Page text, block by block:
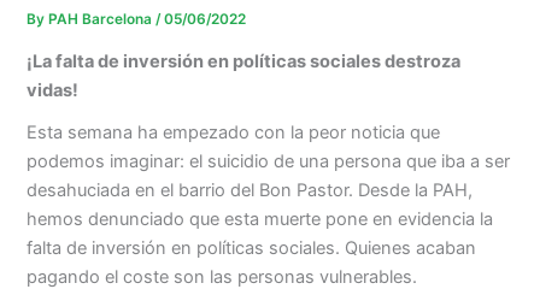
By PAH Barcelona/05/06/2022
¡La falta de inversión en políticas sociales destroza
vidas!
Esta semana ha empezado con la peor noticia que
podemos imaginar: el suicidio de una persona que iba a ser
desahuciada en el barrio del Bon Pastor. Desde la PAH,
hemos denunciado que esta muerte pone en evidencia la
falta de inversión en políticas sociales. Quienes acaban
pagando el coste son las personas vulnerables.